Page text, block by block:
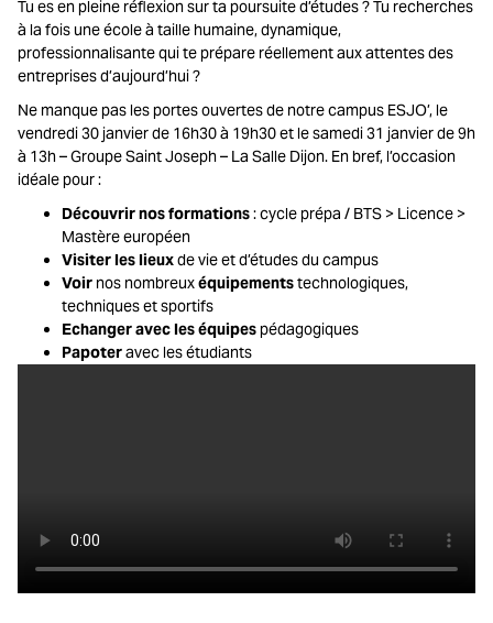
Tu es en pleine réflexion sur ta poursuite d’études ? Tu recherches
à la fois une école à taille humaine, dynamique,
professionnalisante qui te prépare réellement aux attentes des
entreprises d’aujourd’hui ?
Ne manque pas les portes ouvertes de notre campus ESJO’, le
vendredi 30 janvier de 16h30 à 19h30 et le samedi 31 janvier de 9h
à 13h – Groupe Saint Joseph – La Salle Dijon. En bref, l’occasion
idéale pour :
Découvrir nos formations: cycle prépa / BTS > Licence >
Mastère européen
Visiter les lieuxde vie et d’études du campus
Voir nos nombreuxéquipementstechnologiques,
techniques et sportifs
Echanger avec les équipespédagogiques
Papoteravec les étudiants